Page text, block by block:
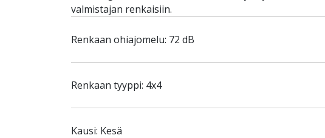
valmistajan renkaisiin.
Renkaan ohiajomelu: 72 dB
Renkaan tyyppi: 4x4
Kausi: Kesä